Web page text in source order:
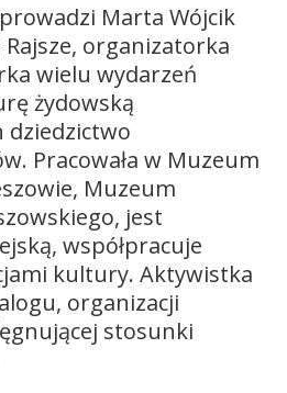
Marta Wójcik
organizatorka
wielu wydarzeń
żydowską
dziedzictwo
Pracowała w Muzeum
Muzeum
jest
współpracuje
kultury. Aktywistka
organizacji
stosunki